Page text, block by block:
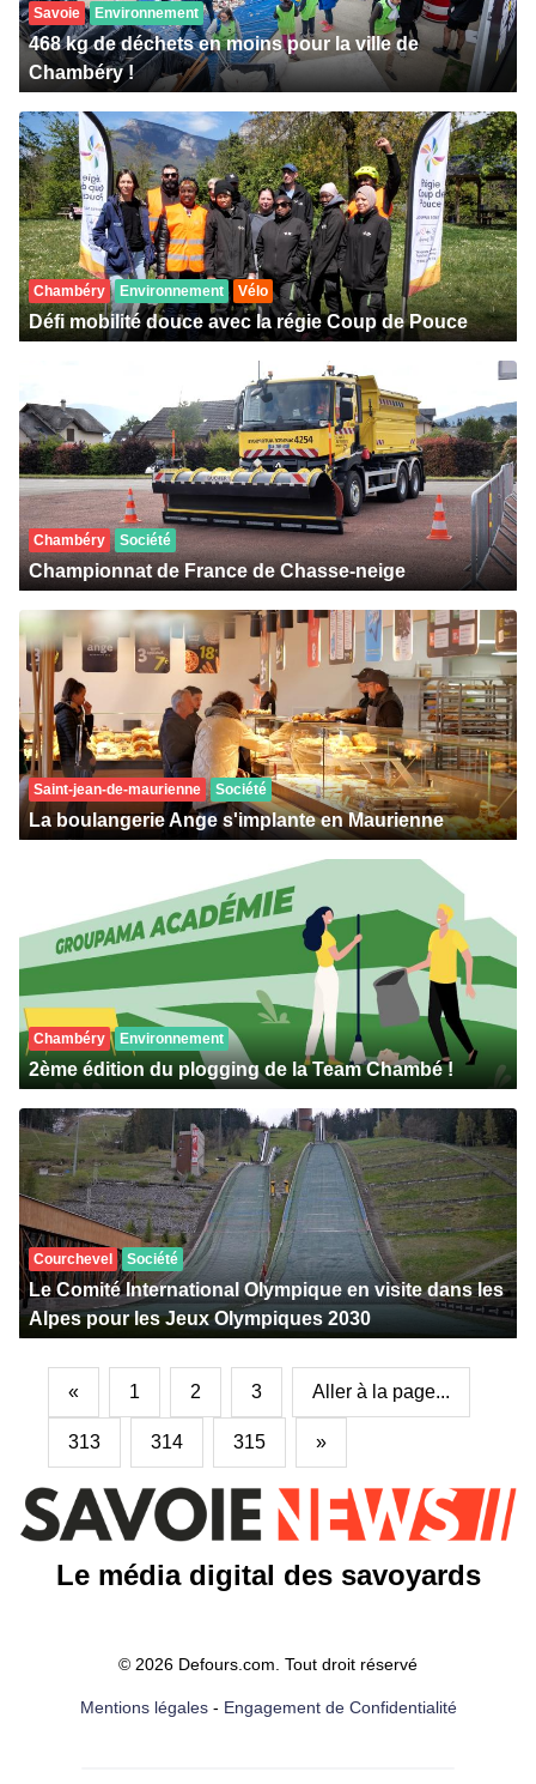
Savoie Environnement
468 kg de déchets en moins pour la ville de
Chambéry !
Chambéry Environnement Vélo
Défi mobilité douce avec la régie Coup de Pouce
Chambéry Société
Championnat de France de Chasse-neige
Saint-jean-de-maurienne Société
La boulangerie Ange s'implante en Maurienne
Chambéry Environnement
2ème édition du plogging de la Team Chambé !
Courchevel Société
Le Comité International Olympique en visite dans les
Alpes pour les Jeux Olympiques 2030
« 1 2 3 Aller à la page...
313 314 315 »
Le média digital des savoyards
© 2026 Defours.com. Tout droit réservé
Mentions légales- Engagement de Confidentialité